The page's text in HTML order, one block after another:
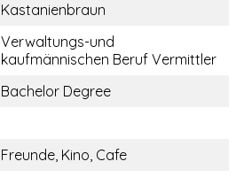
Kastanienbraun
Verwaltungs-und
kaufmännischen Beruf Vermittler
Bachelor Degree
Freunde, Kino, Cafe